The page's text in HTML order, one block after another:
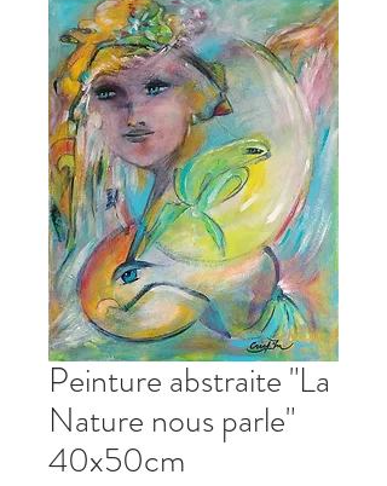
Peinture abstraite "La
Nature nous parle"
40x50cm